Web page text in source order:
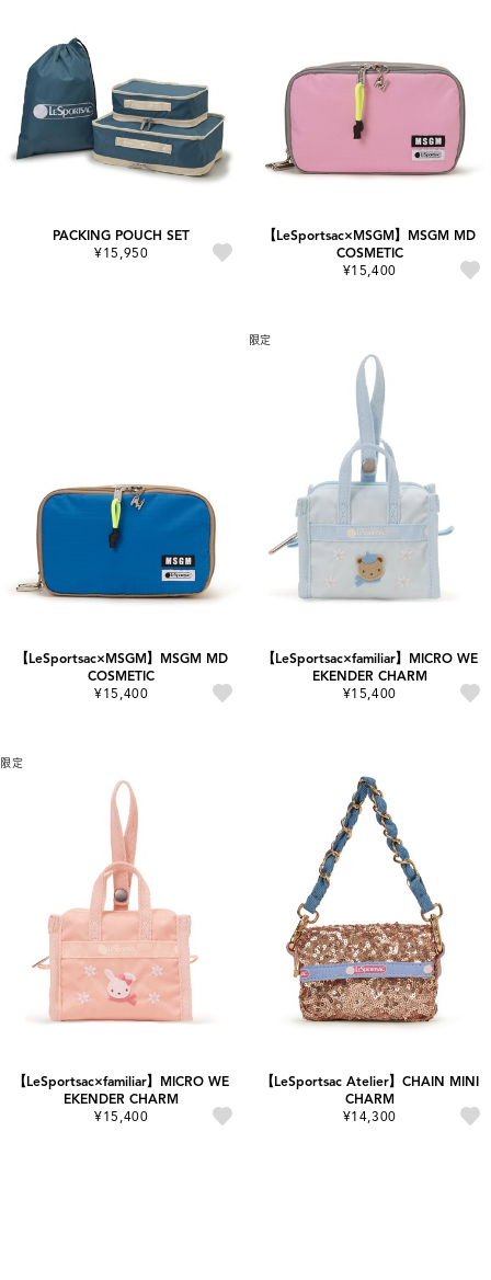
PACKING POUCH SET
¥15,950
【LeSportsac×MSGM】MSGM MD
COSMETIC
¥15,400
【LeSportsac×MSGM】MSGM MD
COSMETIC
¥15,400
限定
【LeSportsac×familiar】MICRO WE
EKENDER CHARM
¥15,400
限定
【LeSportsac×familiar】MICRO WE
EKENDER CHARM
¥15,400
【LeSportsac Atelier】CHAIN MINI
CHARM
¥14,300